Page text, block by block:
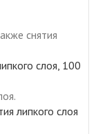
снятия
слоя, 100
липкого слоя